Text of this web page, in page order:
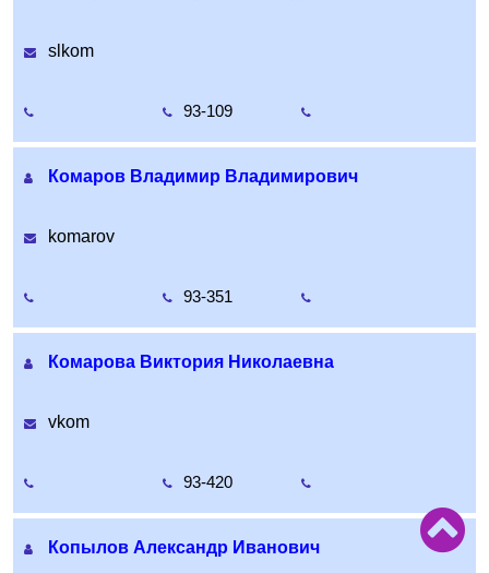
slkom
93-109
Комаров Владимир Владимирович
komarov
93-351
Комарова Виктория Николаевна
vkom
93-420
Копылов Александр Иванович